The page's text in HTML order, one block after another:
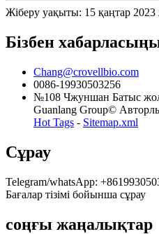
Жіберу уақыты: 15 қаңтар
Бізбен
Chang@crovellbio.com
0086-19930503256
№108 Чжуншан Батыс
Guanlang Group©
Hot Tags - Sitemap.xml
Сұрау
Telegram/whatsApp:
Бағалар тізімі бойынша сұрау
соңғы жаңалықтар